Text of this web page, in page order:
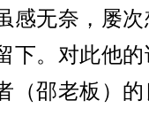
感无奈，屡
下。对此他
（邵老板）